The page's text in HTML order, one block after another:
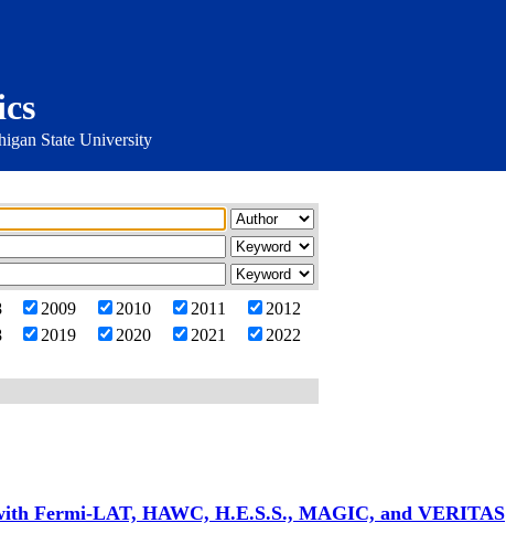
State University
2009 2010 2011
2012
2019 2020 2021
2022
Fermi-LAT, HAWC, H.E.S.S., MAGIC, and VERITAS